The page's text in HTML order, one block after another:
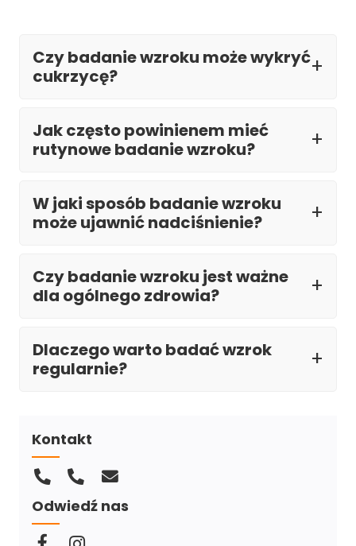
Czy badanie wzroku może wykryć
cukrzycę?
Jak często powinienem mieć
rutynowe badanie wzroku?
W jaki sposób badanie wzroku
może ujawnić nadciśnienie?
Czy badanie wzroku jest ważne
dla ogólnego zdrowia?
Dlaczego warto badać wzrok
regularnie?
Kontakt
Odwiedź nas